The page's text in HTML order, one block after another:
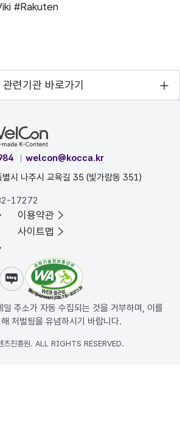
#Rakuten
관련기관 바로가기
welcon@kocca.kr
시 나주시 교육길 35 (빛가람동 351)
17272
이용약관
사이트맵
브블로그
주소가 자동 수집되는 것을 거부하며, 이를
처벌됨을 유념하시기 바랍니다.
진흥원. ALL RIGHTS RESERVED.